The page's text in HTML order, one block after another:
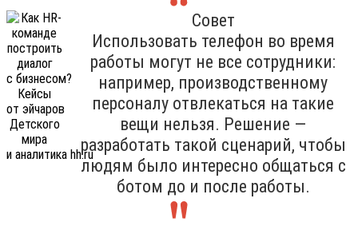
Совет
Использовать телефон во время
работы могут не все сотрудники:
например, производственному
персоналу отвлекаться на такие
вещи нельзя. Решение —
разработать такой сценарий, чтобы
людям было интересно общаться с
ботом до и после работы.